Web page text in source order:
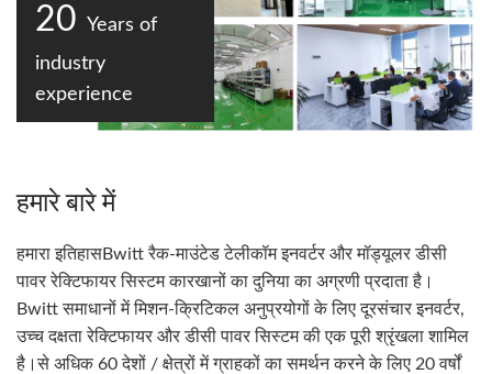
20 Years of
industry
experience
हमारे बारे में
हमारा इतिहासBwitt रैक-माउंटेड टेलीकॉम इनवर्टर और मॉड्यूलर डीसी
पावर रेक्टिफायर सिस्टम कारखानों का दुनिया का अग्रणी प्रदाता है।
Bwitt समाधानों में मिशन-क्रिटिकल अनुप्रयोगों के लिए दूरसंचार इनवर्टर,
उच्च दक्षता रेक्टिफायर और डीसी पावर सिस्टम की एक पूरी श्रृंखला शामिल
है।से अधिक 60 देशों / क्षेत्रों में ग्राहकों का समर्थन करने के लिए 20 वर्षों